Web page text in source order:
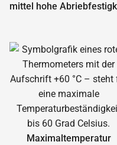
mittel hohe
Maximal­temperatur